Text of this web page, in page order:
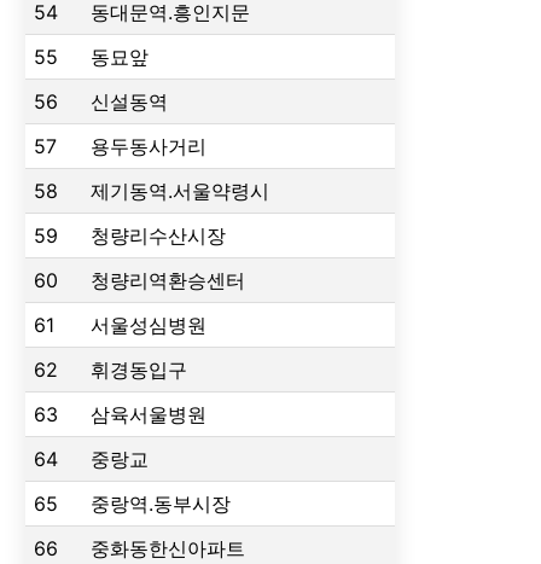
54
동대문역.흥인지문
55
동묘앞
56
신설동역
57
용두동사거리
58
제기동역.서울약령시
59
청량리수산시장
60
청량리역환승센터
61
서울성심병원
62
휘경동입구
63
삼육서울병원
64
중랑교
65
중랑역.동부시장
66
중화동한신아파트